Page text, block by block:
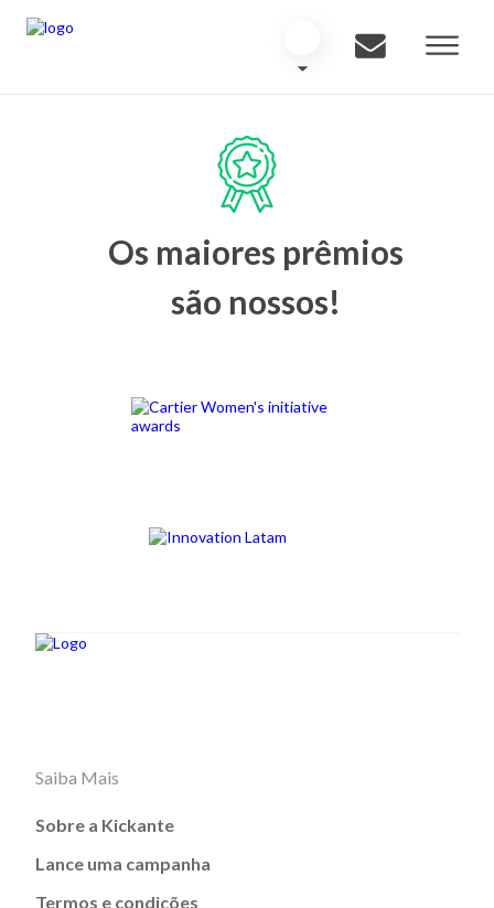
Os maiores prêmios
são nossos!
Saiba Mais
Sobre a Kickante
Lance uma campanha
Termos e condições